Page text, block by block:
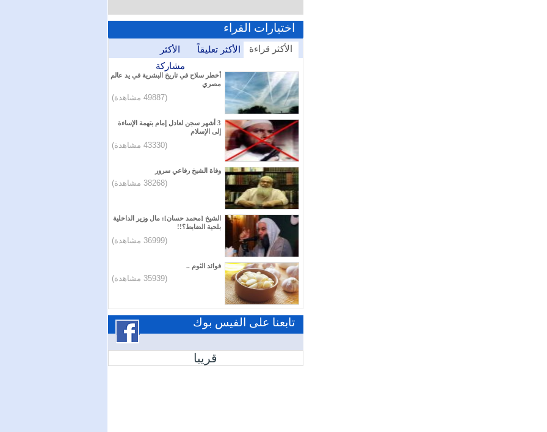
اختيارات القراء
الأكثر قراءة الأكثر تعليقاً
الأكثر
مشاركة
أخطر سلاح في تاريخ البشرية في يد عالم
مصري
(49887 مشاهدة)
3 أشهر سجن لعادل إمام بتهمة الإساءة
إلى الإسلام
(43330 مشاهدة)
وفاة الشيخ رفاعي سرور
(38268 مشاهدة)
الشيخ [محمد حسان]: مال وزير الداخلية
بلحية الضابط؟!!
(36999 مشاهدة)
فوائد الثوم ..
(35939 مشاهدة)
تابعنا على الفيس بوك
قريبا